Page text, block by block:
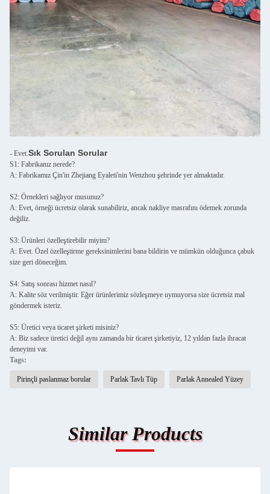
- Evet.Sık Sorulan Sorular
S1: Fabrikanız nerede?
A: Fabrikamız Çin'in Zhejiang Eyaleti'nin Wenzhou şehrinde yer almaktadır.
S2: Örnekleri sağlıyor musunuz?
A: Evet, örneği ücretsiz olarak sunabiliriz, ancak nakliye masrafını ödemek zorunda
değiliz.
S3: Ürünleri özelleştirebilir miyim?
A: Evet. Özel özelleştirme gereksinimlerini bana bildirin ve mümkün olduğunca çabuk
size geri döneceğim.
S4: Satış sonrası hizmet nasıl?
A: Kalite söz verilmiştir. Eğer ürünlerimiz sözleşmeye uymuyorsa size ücretsiz mal
göndermek isteriz.
S5: Üretici veya ticaret şirketi misiniz?
A: Biz sadece üretici değil aynı zamanda bir ticaret şirketiyiz, 12 yıldan fazla ihracat
deneyimi var.
Tags:
Pirinçli paslanmaz borular Parlak Tavlı Tüp Parlak Annealed Yüzey
Similar Products